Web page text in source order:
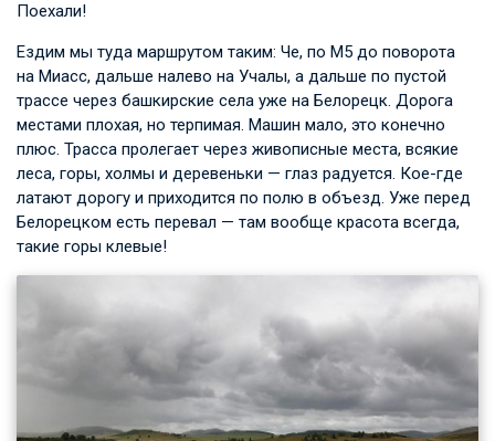
Поехали!
Ездим мы туда маршрутом таким: Че, по М5 до поворота
на Миасс, дальше налево на Учалы, а дальше по пустой
трассе через башкирские села уже на Белорецк. Дорога
местами плохая, но терпимая. Машин мало, это конечно
плюс. Трасса пролегает через живописные места, всякие
леса, горы, холмы и деревеньки — глаз радуется. Кое-где
латают дорогу и приходится по полю в объезд. Уже перед
Белорецком есть перевал — там вообще красота всегда,
такие горы клевые!